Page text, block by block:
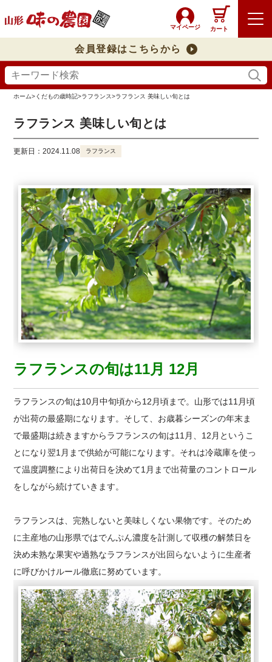
マイページ カート
会員登録はこちらから
ホーム>くだもの歳時記>ラフランス>ラフランス 美味しい旬とは
ラフランス 美味しい旬とは
更新日：2024.11.08 ラフランス
ラフランスの旬は11月 12月
ラフランスの旬は10月中旬頃から12月頃まで。山形では11月頃
が出荷の最盛期になります。そして、お歳暮シーズンの年末ま
で最盛期は続きますからラフランスの旬は11月、12月というこ
とになり翌1月まで供給が可能になります。それは冷蔵庫を使っ
て温度調整により出荷日を決めて1月まで出荷量のコントロール
をしながら続けていきます。
ラフランスは、完熟しないと美味しくない果物です。そのため
に主産地の山形県ではでんぷん濃度を計測して収穫の解禁日を
決め未熟な果実や過熟なラフランスが出回らないように生産者
に呼びかけルール徹底に努めています。